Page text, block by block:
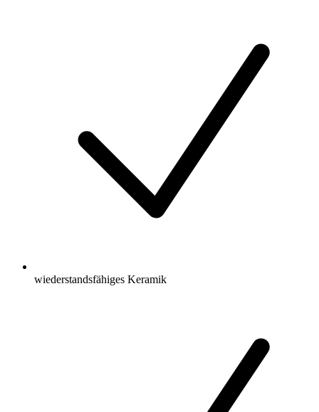
wiederstandsfähiges Keramik